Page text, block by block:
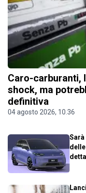
Caro-carburanti,
shock, ma
definitiva
04 agosto 2026, 10.36
Sarà